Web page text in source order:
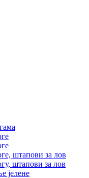
штапови за лов
штапови за лов
јелене